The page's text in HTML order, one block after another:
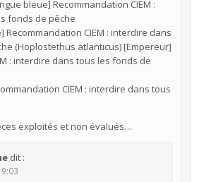
bleue] Recommandation CIEM :
fonds de pêche
Recommandation CIEM : interdire dans
(Hoplostethus atlanticus) [Empereur]
: interdire dans tous les fonds de
CIEM : interdire dans tous
exploités et non évalués…
dit :